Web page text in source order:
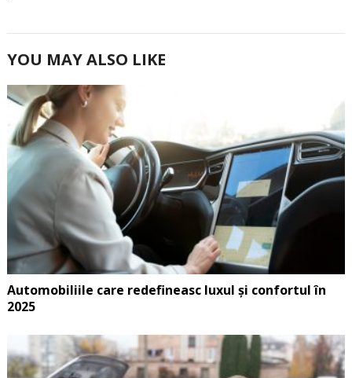
YOU MAY ALSO LIKE
Automobiliile care redefineasc luxul și confortul în
2025